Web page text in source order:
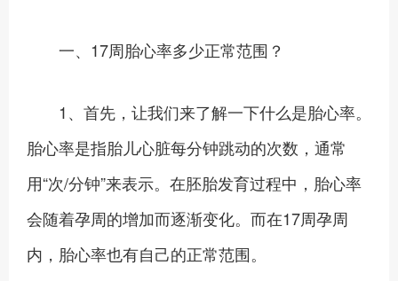
一、17周胎心率多少正常范围？
1、首先，让我们来了解一下什么是胎心率。
胎心率是指胎儿心脏每分钟跳动的次数，通常
用“次/分钟”来表示。在胚胎发育过程中，胎心率
会随着孕周的增加而逐渐变化。而在17周孕周
内，胎心率也有自己的正常范围。